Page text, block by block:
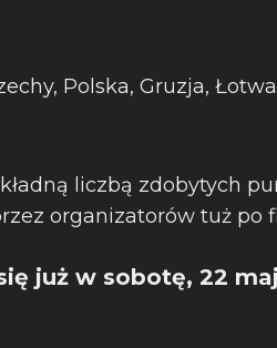
Polska, Gruzja,
liczbą zdobytych
organizatorów tuż po
już w sobotę, 22